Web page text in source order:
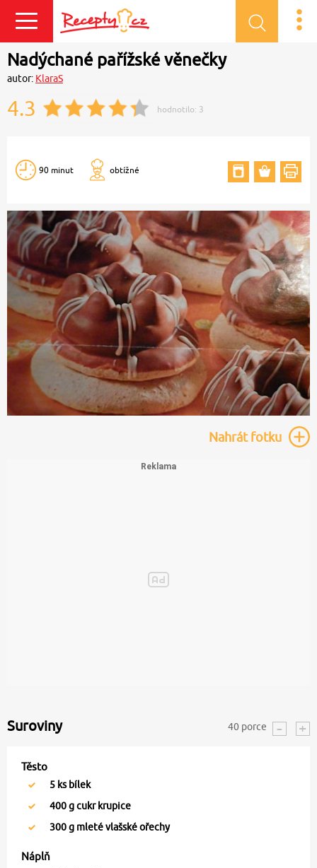
Přihlásit se
Nadýchané pařížské věnečky
autor: KlaraS
4.3 hodnotilo: 3
90 minut obtížné
Nahrátfotku
Suroviny 40 porce
Těsto
5 ks bílek
400g cukr krupice
300g mleté vlašské ořechy
Náplň